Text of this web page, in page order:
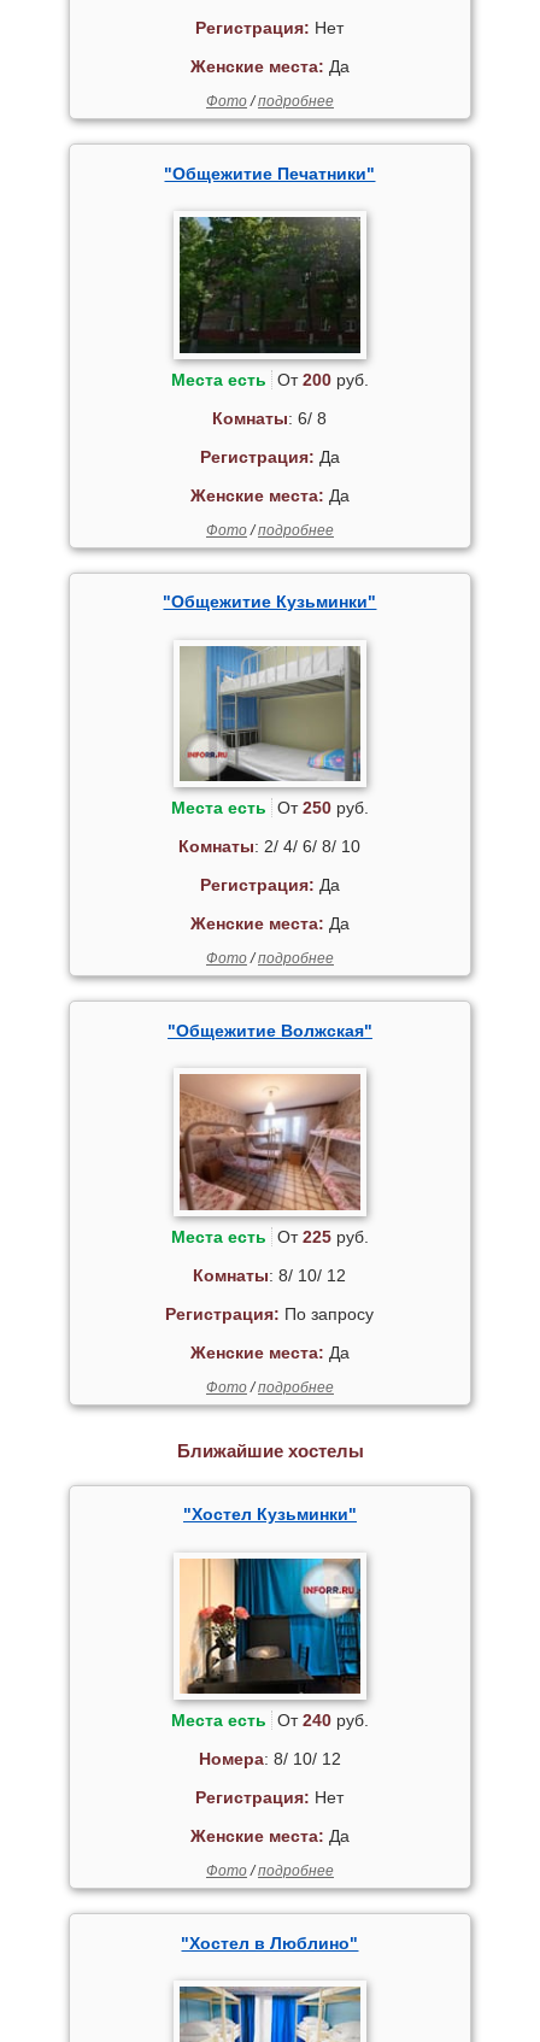
Регистрация: Нет
Женские места: Да
Фото/подробнее
"Общежитие Печатники"
Места есть От200руб.
Комнаты: 6/ 8
Регистрация: Да
Женские места: Да
Фото/подробнее
"Общежитие Кузьминки"
Места есть От250руб.
Комнаты: 2/ 4/ 6/ 8/ 10
Регистрация: Да
Женские места: Да
Фото/подробнее
"Общежитие Волжская"
Места есть От225руб.
Комнаты: 8/ 10/ 12
Регистрация: По запросу
Женские места: Да
Фото/подробнее
Ближайшие хостелы
"Хостел Кузьминки"
Места есть От240руб.
Номера: 8/ 10/ 12
Регистрация: Нет
Женские места: Да
Фото/подробнее
"Хостел в Люблино"